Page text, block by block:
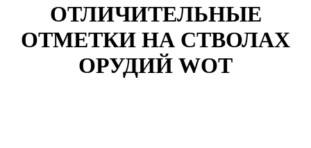
ОТЛИЧИТЕЛЬНЫЕ
ОТМЕТКИ НА СТВОЛАХ
ОРУДИЙ WOT